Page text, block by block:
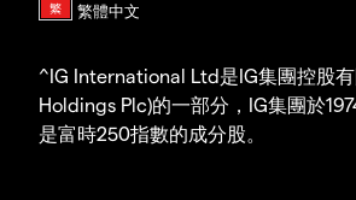
^IG International Ltd是IG集團控股
Holdings Plc)的一部分，IG集團於
是富時250指數的成分股。